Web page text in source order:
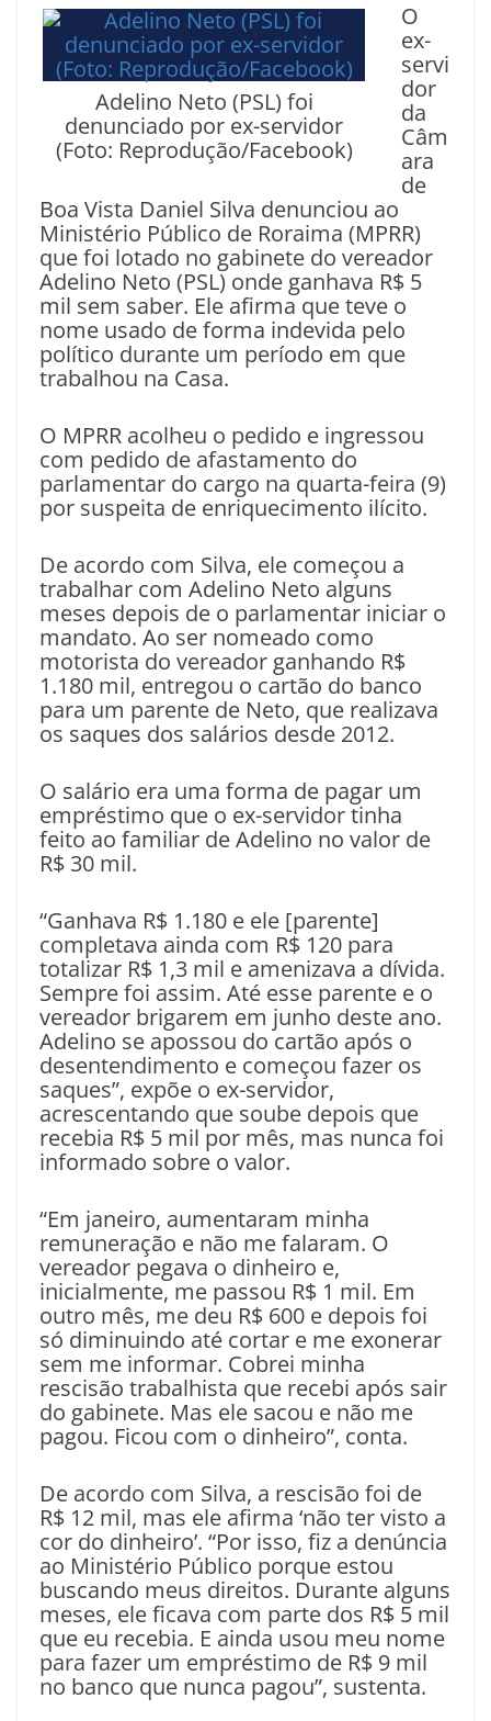
Adelino Neto (PSL) foi
denunciado por ex-servidor
(Foto: Reprodução/Facebook)
O
ex-
servi
dor
da
Câm
ara
de
Boa Vista Daniel Silva denunciou ao
Ministério Público de Roraima (MPRR)
que foi lotado no gabinete do vereador
Adelino Neto (PSL) onde ganhava R$ 5
mil sem saber. Ele afirma que teve o
nome usado de forma indevida pelo
político durante um período em que
trabalhou na Casa.
O MPRR acolheu o pedido e ingressou
com pedido de afastamento do
parlamentar do cargo na quarta-feira (9)
por suspeita de enriquecimento ilícito.
De acordo com Silva, ele começou a
trabalhar com Adelino Neto alguns
meses depois de o parlamentar iniciar o
mandato. Ao ser nomeado como
motorista do vereador ganhando R$
1.180 mil, entregou o cartão do banco
para um parente de Neto, que realizava
os saques dos salários desde 2012.
O salário era uma forma de pagar um
empréstimo que o ex-servidor tinha
feito ao familiar de Adelino no valor de
R$ 30 mil.
“Ganhava R$ 1.180 e ele [parente]
completava ainda com R$ 120 para
totalizar R$ 1,3 mil e amenizava a dívida.
Sempre foi assim. Até esse parente e o
vereador brigarem em junho deste ano.
Adelino se apossou do cartão após o
desentendimento e começou fazer os
saques”, expõe o ex-servidor,
acrescentando que soube depois que
recebia R$ 5 mil por mês, mas nunca foi
informado sobre o valor.
“Em janeiro, aumentaram minha
remuneração e não me falaram. O
vereador pegava o dinheiro e,
inicialmente, me passou R$ 1 mil. Em
outro mês, me deu R$ 600 e depois foi
só diminuindo até cortar e me exonerar
sem me informar. Cobrei minha
rescisão trabalhista que recebi após sair
do gabinete. Mas ele sacou e não me
pagou. Ficou com o dinheiro”, conta.
De acordo com Silva, a rescisão foi de
R$ 12 mil, mas ele afirma ‘não ter visto a
cor do dinheiro’. “Por isso, fiz a denúncia
ao Ministério Público porque estou
buscando meus direitos. Durante alguns
meses, ele ficava com parte dos R$ 5 mil
que eu recebia. E ainda usou meu nome
para fazer um empréstimo de R$ 9 mil
no banco que nunca pagou”, sustenta.